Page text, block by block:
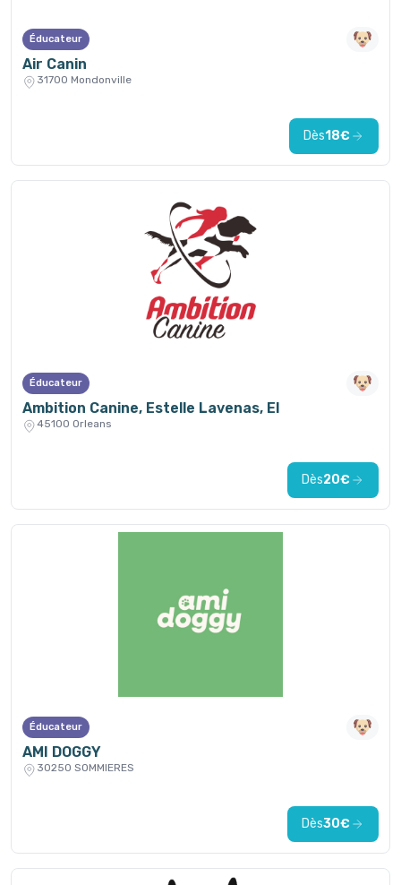
Éducateur
Air Canin
31700 Mondonville
Dès18€
Éducateur
Ambition Canine, Estelle Lavenas, EI
45100 Orleans
Dès20€
Éducateur
AMI DOGGY
30250 SOMMIERES
Dès30€